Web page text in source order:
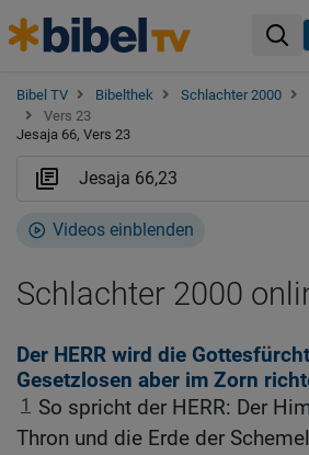
Bibel TV Bibelthek Schlachter 2000
Vers 23
Jesaja 66, Vers 23
Videos einblenden
Schlachter 2000
Der HERR wird die
Gesetzlosen aber im Zorn
1
So spricht der HERR: Der
Thron und die Erde der